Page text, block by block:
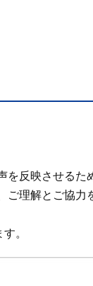
を反映させるた
ご理解とご協力
。